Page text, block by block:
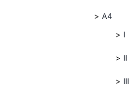
A4
I
II
III